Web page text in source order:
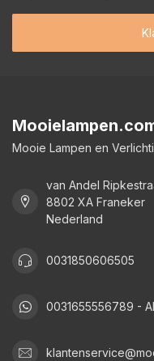
Mooie Lampen en
van Andel
8802 XA Franeker
Nederland
0031850606505
0031655556789 -